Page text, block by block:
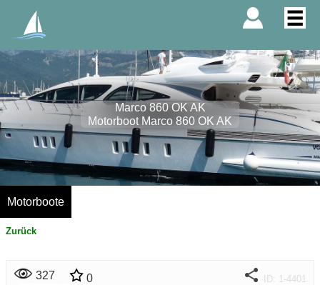
Marco 860 OK AK
Motorboot Marco 860 OK AK
Motorboote
Zurück
327 0 ID: 1-4401